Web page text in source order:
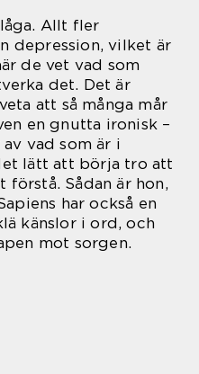
Allt fler
depression, vilket är
de vet vad som
det. Det är
att så många mår
en gnutta ironisk –
vad som är i
lätt att börja tro att
förstå. Sådan är hon,
har också en
känslor i ord, och
mot sorgen.